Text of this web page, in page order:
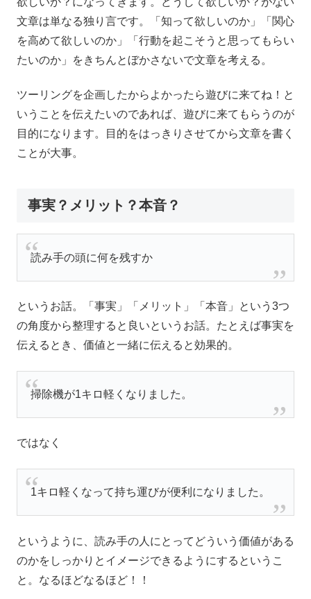
文章は単なる独り言です。「知って欲しいのか」「関心
を高めて欲しいのか」「行動を起こそうと思ってもらい
たいのか」をきちんとぼかさないで文章を考える。
ツーリングを企画したからよかったら遊びに来てね！と
いうことを伝えたいのであれば、遊びに来てもらうのが
目的になります。目的をはっきりさせてから文章を書く
ことが大事。
事実？メリット？本音？
読み手の頭に何を残すか
というお話。「事実」「メリット」「本音」という3つ
の角度から整理すると良いというお話。たとえば事実を
伝えるとき、価値と一緒に伝えると効果的。
掃除機が1キロ軽くなりました。
ではなく
1キロ軽くなって持ち運びが便利になりました。
というように、読み手の人にとってどういう価値がある
のかをしっかりとイメージできるようにするというこ
と。なるほどなるほど！！